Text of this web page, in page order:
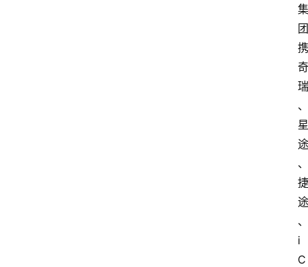
集
团
携
奇
瑞
、
星
途
、
捷
途
、
i
C